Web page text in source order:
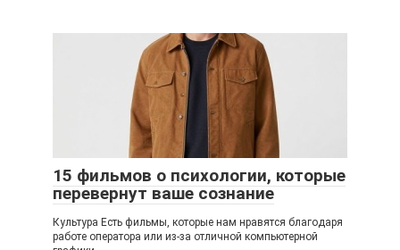
15 фильмов о психологии, которые
перевернут ваше сознание
Культура Есть фильмы, которые нам нравятся благодаря
работе оператора или из-за отличной компьютерной